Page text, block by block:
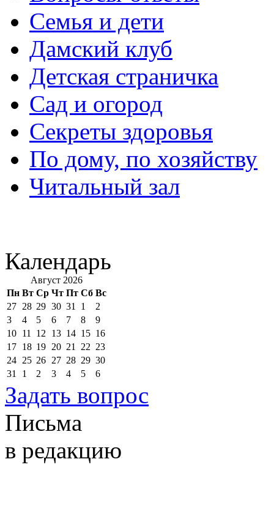
Семья и дети
Дамский клуб
Детская страничка
Сад и огород
Секреты здоровья
По дому, по хозяйству
Читальный зал
Календарь
Август 2026
Пн Вт Ср Чт Пт Сб Вс
27 28 29 30 31 1
2
3
4 5 6 7 8
9
10 11 12 13 14 15 16
17 18 19 20 21 22 23
24 25 26 27 28 29 30
31
1 2 3 4 5 6
Задать вопрос
Письма
в редакцию